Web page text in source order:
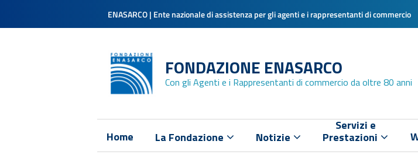
ENASARCO | Ente nazionale di assistenza per gli agenti e i rappresentanti di commercio
FONDAZIONE ENASARCO
Con gli Agenti e i Rappresentanti di commercio da oltre 80 anni
Home La Fondazione Notizie
Servizi e
Prestazioni